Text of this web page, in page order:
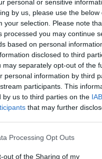
personal or sensitive
by us, please use the below
your selection. Please note
processed you may continue
based on personal
disclosed to third
may separately opt-out of the
personal information by third
participants. This
by us to third parties on the
that may further
website/app uses one or
visit or usage behaviour. You
Processing Opt Outs
out of the Sharing of my
στην
24°–34°, άνεμοι έως 3
φαινόμενα.
Μεσημέρι
Αυξημένη